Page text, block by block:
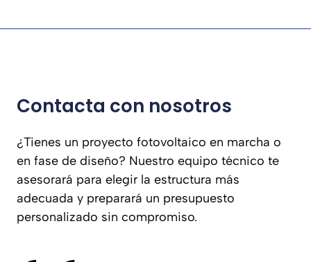
Contacta con nosotros
¿Tienes un proyecto fotovoltaico en marcha o
en fase de diseño? Nuestro equipo técnico te
asesorará para elegir la estructura más
adecuada y preparará un presupuesto
personalizado sin compromiso.